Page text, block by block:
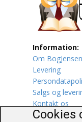
Mad
Musik
Information:
Om
Levering
Salgs og
Kontakt os
Cookies